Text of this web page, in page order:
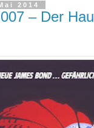
2014
– Der